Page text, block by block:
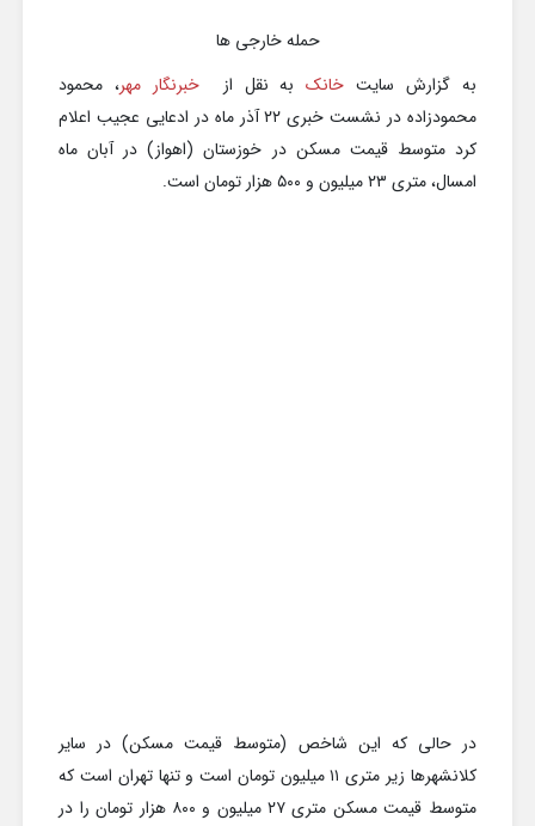
حمله خارجی ها
به گزارش سایت خانکبه نقل از خبرنگار مهر، محمود
محمودزاده در نشست خبری ۲۲ آذر ماه در ادعایی عجیب اعلام
کرد متوسط قیمت مسکن در خوزستان (اهواز) در آبان ماه
امسال، متری ۲۳ میلیون و ۵۰۰ هزار تومان است.
در حالی که این شاخص (متوسط قیمت مسکن) در سایر
کلانشهرها زیر متری ۱۱ میلیون تومان است و تنها تهران است که
متوسط قیمت مسکن متری ۲۷ میلیون و ۸۰۰ هزار تومان را در